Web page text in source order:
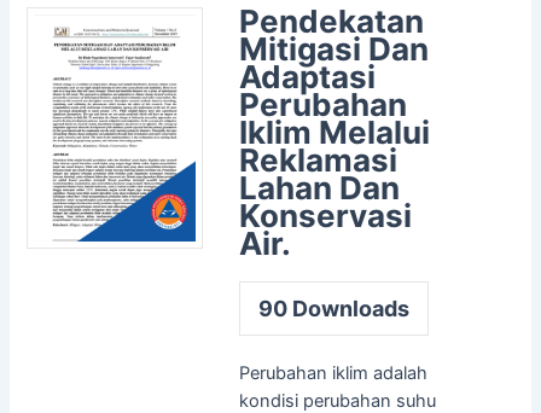
Pendekatan
Mitigasi Dan
Adaptasi
Perubahan
Iklim Melalui
Reklamasi
Lahan Dan
Konservasi
Air.
90Downloads
Perubahan iklim adalah
kondisi perubahan suhu